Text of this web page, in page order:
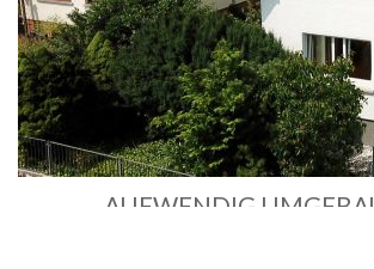
AUFWENDIG
SIEDLUNGSHAUS MIT